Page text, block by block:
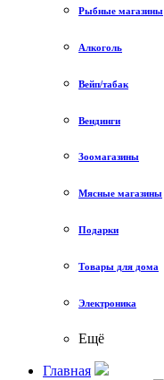
Рыбные магазины
Алкоголь
Вейп/табак
Вендинги
Зоомагазины
Мясные магазины
Подарки
Товары для дома
Электроника
Ещё
Главная